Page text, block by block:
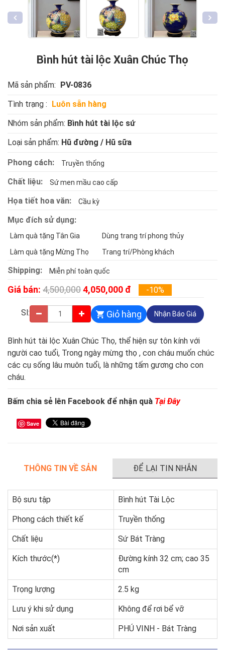
Bình hút tài lộc Xuân Chúc Thọ
Mã sản phẩm: PV-0836
Tình trạng : Luôn sẵn hàng
Nhóm sản phẩm: Bình hút tài lộc sứ
Loại sản phẩm: Hũ đường / Hũ sữa
Phong cách: Truyền thống
Chất liệu: Sứ men mầu cao cấp
Họa tiết hoa văn: Cầu kỳ
Mục đích sử dụng:
Làm quà tặng Tân Gia
Làm quà tặng Mừng Thọ
Dùng trang trí phong thủy
Trang trí/Phòng khách
Shipping: Miễn phí toàn quốc
Giá bán: 4,500,0004,050,000 đ -10%
Sl: Giỏ hàng Nhận Báo Giá
Bình hút tài lộc Xuân Chúc Thọ, thể hiện sự tôn kính với
người cao tuổi, Trong ngày mừng thọ , con cháu muốn chúc
các cụ sống lâu muôn tuổi, là những tấm gương cho con
cháu.
Bấm chia sẻ lên Facebook để nhận quà Tại Đây
Save
THÔNG TIN VỀ SẢN
PHẨM
ĐỂ LẠI TIN NHẮN
Bộ sưu tập Bình hút Tài Lộc
Phong cách thiết kế Truyền thống
Chất liệu Sứ Bát Tràng
Kích thước(*)
Đường kính 32 cm; cao 35
cm
Trọng lượng 2.5 kg
Lưu ý khi sử dụng Không để rơi bể vỡ
Nơi sản xuất PHÚ VINH - Bát Tràng